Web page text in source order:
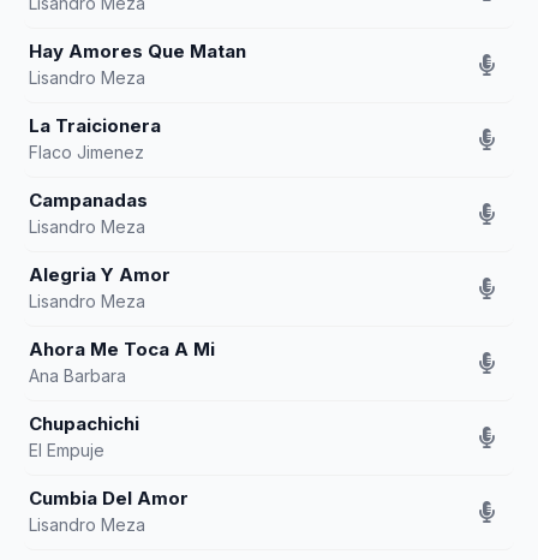
Hay Amores Que Matan
Lisandro Meza
La Traicionera
Flaco Jimenez
Campanadas
Lisandro Meza
Alegria Y Amor
Lisandro Meza
Ahora Me Toca A Mi
Ana Barbara
Chupachichi
El Empuje
Cumbia Del Amor
Lisandro Meza